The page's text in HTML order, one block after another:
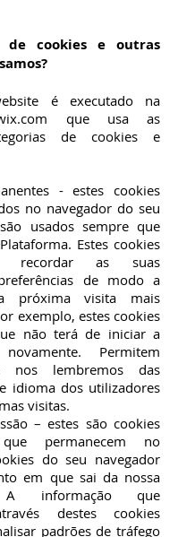
cookies e outras
é executado na
que usa as
de cookies e
- estes cookies
no navegador do seu
usados sempre que
Estes cookies
recordar as suas
de modo a
próxima visita mais
exemplo, estes cookies
não terá de iniciar a
Permitem
nos lembremos das
idioma dos utilizadores
visitas.
– estes são cookies
permanecem no
do seu navegador
em que sai da nossa
A informação que
destes cookies
padrões de tráfego